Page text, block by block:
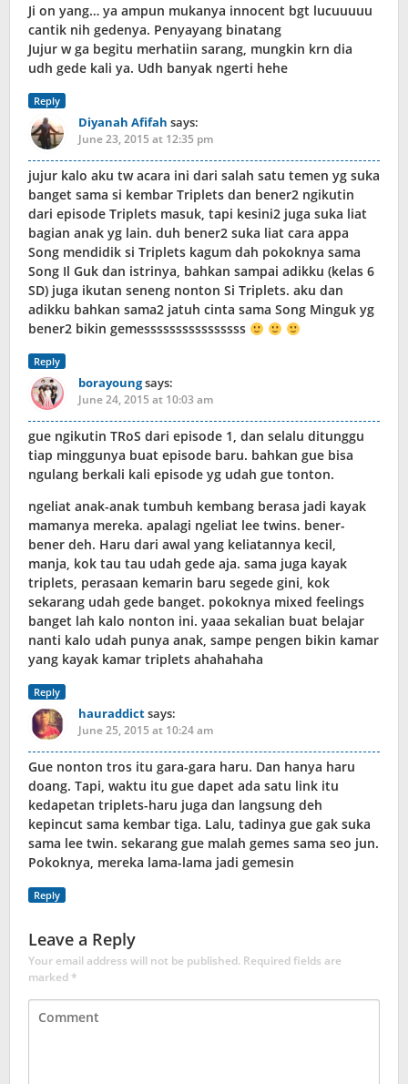
Ji on yang… ya ampun mukanya innocent bgt lucuuuuu
cantik nih gedenya. Penyayang binatang
Jujur w ga begitu merhatiin sarang, mungkin krn dia
udh gede kali ya. Udh banyak ngerti hehe
Reply
Diyanah Afifah says:
June 23, 2015 at 12:35 pm
jujur kalo aku tw acara ini dari salah satu temen yg suka
banget sama si kembar Triplets dan bener2 ngikutin
dari episode Triplets masuk, tapi kesini2 juga suka liat
bagian anak yg lain. duh bener2 suka liat cara appa
Song mendidik si Triplets kagum dah pokoknya sama
Song Il Guk dan istrinya, bahkan sampai adikku (kelas 6
SD) juga ikutan seneng nonton Si Triplets. aku dan
adikku bahkan sama2 jatuh cinta sama Song Minguk yg
bener2 bikin gemessssssssssssssss
Reply
borayoungsays:
June 24, 2015 at 10:03 am
gue ngikutin TRoS dari episode 1, dan selalu ditunggu
tiap minggunya buat episode baru. bahkan gue bisa
ngulang berkali kali episode yg udah gue tonton.
ngeliat anak-anak tumbuh kembang berasa jadi kayak
mamanya mereka. apalagi ngeliat lee twins. bener-
bener deh. Haru dari awal yang keliatannya kecil,
manja, kok tau tau udah gede aja. sama juga kayak
triplets, perasaan kemarin baru segede gini, kok
sekarang udah gede banget. pokoknya mixed feelings
banget lah kalo nonton ini. yaaa sekalian buat belajar
nanti kalo udah punya anak, sampe pengen bikin kamar
yang kayak kamar triplets ahahahaha
Reply
hauraddictsays:
June 25, 2015 at 10:24 am
Gue nonton tros itu gara-gara haru. Dan hanya haru
doang. Tapi, waktu itu gue dapet ada satu link itu
kedapetan triplets-haru juga dan langsung deh
kepincut sama kembar tiga. Lalu, tadinya gue gak suka
sama lee twin. sekarang gue malah gemes sama seo jun.
Pokoknya, mereka lama-lama jadi gemesin
Reply
Leave a Reply
Your email address will not be published. Required fields are
marked*